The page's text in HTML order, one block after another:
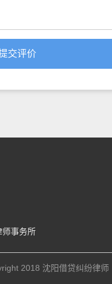
师事务所
2018 沈阳借贷纠纷律师